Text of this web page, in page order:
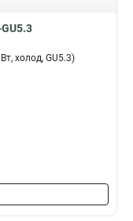
холод, GU5.3)